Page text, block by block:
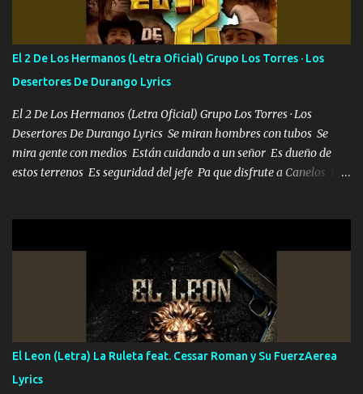
repleta de presidentes la bolsa estoy en mi pic si no se han dado
cuenta chequeen gráficas del kitch
El 2 De Los Hermanos (Letra Oficial) Grupo Los Torres · Los
Desertores De Durango Lyrics
El 2 De Los Hermanos (Letra Oficial) Grupo Los Torres · Los
Desertores De Durango Lyrics Se miran hombres con tubos Se
mira gente con medios Están cuidando a un señor Es dueño de
estos terrenos Es seguridad del jefe Pa que disfrute a Canelos Es
ni tampoco las mujeres porque es platica de grandes por eso hay
que estar alegres doy las instrucciones para atender los deberes
Música Si es que salta algún problema de confianza tengo gente
ahí está el Hombre Cuarenta y también Pariente 7 arreglan
cualquier problema no más es cuestión que ordené NOS HACE
FALTA UN HERMANO DE CLAVE ERA EL 24 SIEMPRE FUE UN
HOMBRE VALIENTE POR ALGO M'URIÓ PELEAND0 SIEMPRE
VIO POR LA FAMILIA PARA QUE SIGA EL LEGADO Es el DOS de
El Leon (Letra) La Ruleta feat. Cessar Roman y Su FuerzAerea
Lyrics